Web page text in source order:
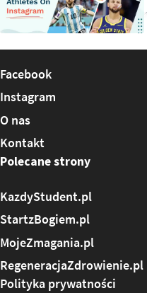
Facebook
Instagram
O nas
Kontakt
Polecane strony
KazdyStudent.pl
StartzBogiem.pl
MojeZmagania.pl
RegeneracjaZdrowienie.pl
Polityka prywatności